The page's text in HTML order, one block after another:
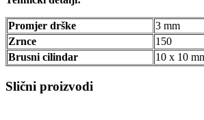
Promjer drške
3 mm
Zrnce
150
Brusni cilindar
10 x 10
Slični proizvodi